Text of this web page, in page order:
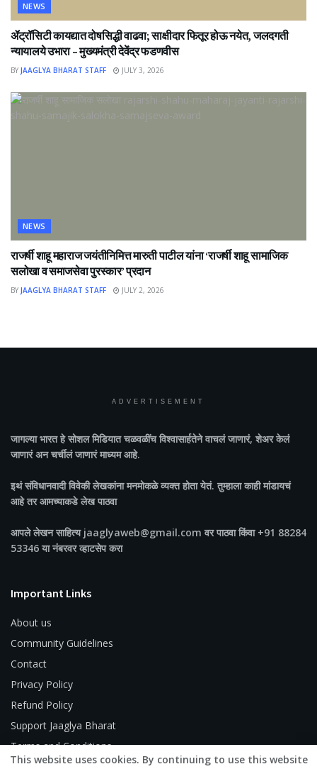
NEWS
ॲट्रॉसिटी कायद्यात दोषसिद्धी वाढवा; साक्षीदार फितूर होऊ नयेत, जलदगती
न्यायालये उभारा – मुख्यमंत्री देवेंद्र फडणवीस
BY JAAGLYA BHARAT STAFF JULY 3, 2026
NEWS
राजर्षी शाहू महाराज जयंतीनिमित्त मारुती पाटील यांना ‘राजर्षी शाहू सामाजिक
सलोखा व समाजसेवा पुरस्कार’ प्रदान
BY JAAGLYA BHARAT STAFF JULY 2, 2026
ADVERTISEMENT
जागल्या भारतहे सोशल मिडियात चळवळींच विश्वासार्हतेने वाचलं जाणारं, शेअर केलं
जाणारं अन चर्चीलं जाणारं माध्यम आहे.
इथं संविधानवादी विवेकी लेखकांना मनमोकळे व्यक्त होता येतं. तुम्हाला काही मांडायचं
आहे तर आमच्याकडे लेख पाठवा
आपले लेखन साहित्य jaaglyaweb@gmail.com वर पाठवा किंवा +91 88284
53346 या नंबरवर व्हाटसेप करा
Important Links
About us
Community Guidelines
Contact
Privacy Policy
Refund Policy
Support Jaaglya Bharat
Terms and Conditions
This website uses cookies. By continuing to use this website